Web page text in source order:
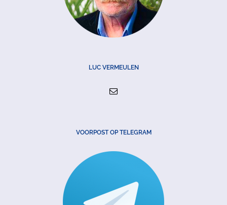
LUC VERMEULEN
VOORPOST OP TELEGRAM